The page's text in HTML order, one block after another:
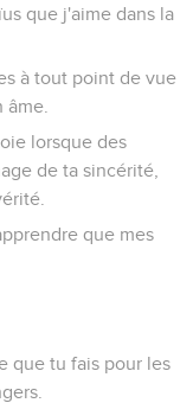
que j'aime dans la
à tout point de vue
âme.
lorsque des
de ta sincérité,
que mes
que tu fais pour les